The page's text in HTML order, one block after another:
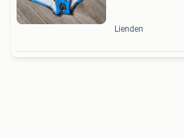
Lienden